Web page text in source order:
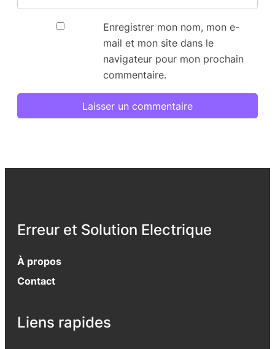
Enregistrer mon nom, mon e-
mail et mon site dans le
navigateur pour mon prochain
commentaire.
Erreur et Solution Electrique
À propos
Contact
Liens rapides